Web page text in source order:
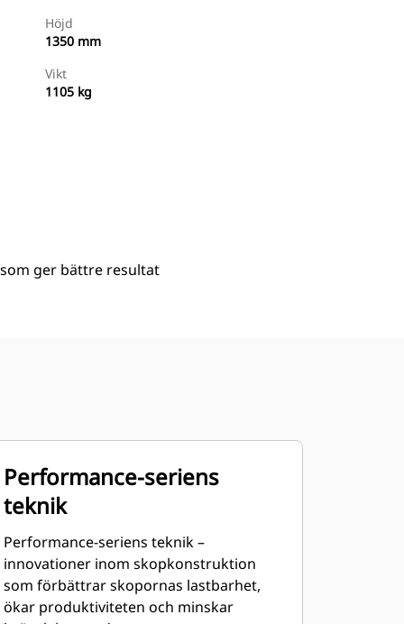
Höjd
1350 mm
Vikt
1105 kg
ger bättre resultat
Performance-seriens
teknik
Performance-seriens teknik –
innovationer inom skopkonstruktion
som förbättrar skopornas lastbarhet,
ökar produktiviteten och minskar